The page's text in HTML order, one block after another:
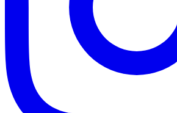
Corinthians